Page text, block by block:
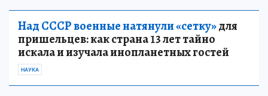
Над СССР военные натянули «сетку»для
пришельцев: как страна 13 лет тайно
искала и изучала инопланетных гостей
НАУКА